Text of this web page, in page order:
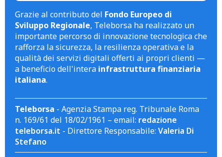
Grazie al contributo del Fondo Europeo di
Sviluppo Regionale, Teleborsa ha realizzato un
importante percorso di innovazione tecnologica che
rafforza la sicurezza, la resilienza operativa e la
qualità dei servizi digitali offerti ai propri clienti —
a beneficio dell'intera infrastruttura finanziaria
italiana.
Teleborsa - Agenzia Stampa reg. Tribunale Roma
n. 169/61 del 18/02/1961 – email: redazione
teleborsa.it - Direttore Responsabile: Valeria Di
Stefano